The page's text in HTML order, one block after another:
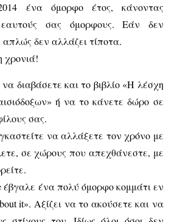
ένα όμορφο έτος, κάνοντας
σας όμορφους. Εάν δεν
απλώς δεν αλλάζει τίποτα.
χρονιά!
διαβάσετε και το βιβλίο «Η λέσχη
ή να το κάνετε δώρο σε
σας.
να αλλάξετε τον χρόνο με
σε χώρους που απεχθάνεστε, με
έβγαλε ένα πολύ όμορφο κομμάτι εν
it». Αξίζει να το ακούσετε και να